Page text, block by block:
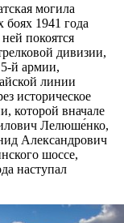
могила
боях 1941 года
покоятся
дивизии,
й армии,
линии
историческое
которой вначале
Лелюше́нко,
Александрович
шоссе,
наступал